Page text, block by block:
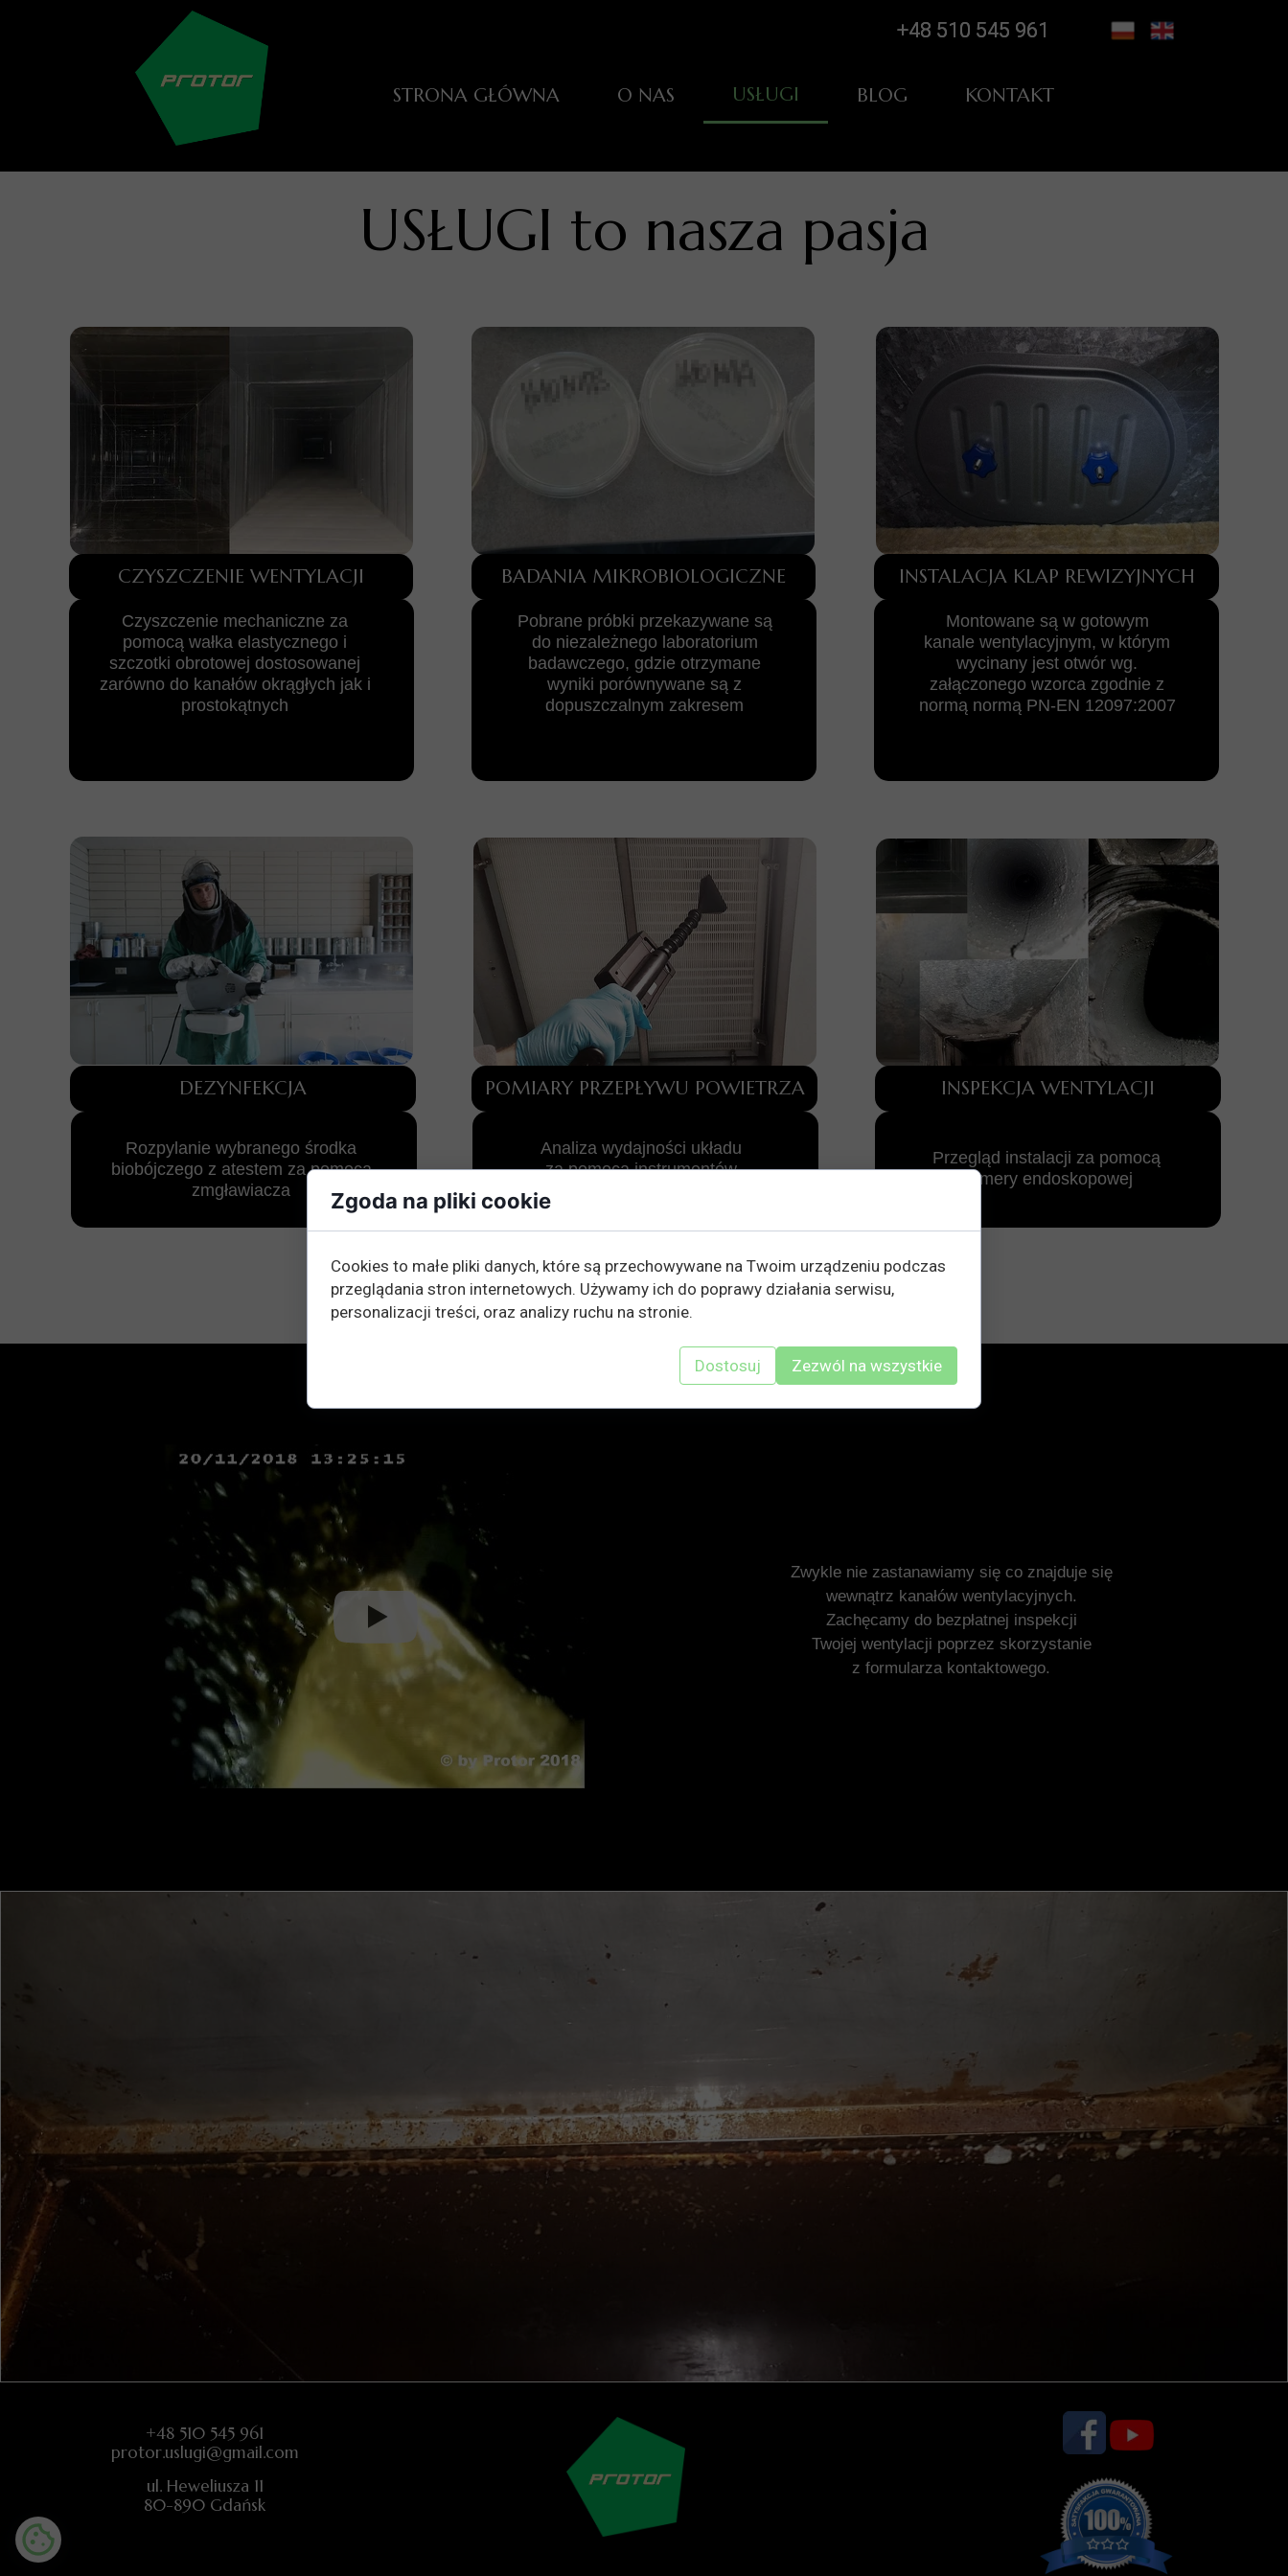
+48 510 545 961
USŁUGI to nasza pasja
INSPEKCJA WENTYLACJI
POMIARY PRZEPŁYWU POWIETRZA
DEZYNFEKCJA
INSTALACJA KLAP REWIZYJNYCH
BADANIA MIKROBIOLOGICZNE
CZYSZCZENIE WENTYLACJI
Zwykle nie zastanawiamy się co znajduje się
wewnątrz kanałów wentylacyjnych.
Zachęcamy do bezpłatnej inspekcji
Twojej wentylacji poprzez skorzystanie
z formularza kontaktowego.
+48 510 545 961
STRONA GŁÓWNA O NAS USŁUGI
Instalacja klap rewizyjnych
Dezynfekcja wentylacji
Inspekcja kamerą TV
BLOG KONTAKT
Przegląd instalacji za pomocą
kamery endoskopowej
Analiza wydajności układu
za pomocą instrumentów
Rozpylanie wybranego środka
biobójczego z atestem za pomocą
zmgławiacza
Montowane są w gotowym
kanale wentylacyjnym, w którym
wycinany jest otwór wg.
załączonego wzorca zgodnie z
normą normą PN-EN 12097:2007
Pobrane próbki przekazywane są
do niezależnego laboratorium
badawczego, gdzie otrzymane
wyniki porównywane są z
dopuszczalnym zakresem
Czyszczenie mechaniczne za
pomocą wałka elastycznego i
szczotki obrotowej dostosowanej
zarówno do kanałów okrągłych jak i
prostokątnych
+48 510 545 961
protor.uslugi@gmail.com
ul. Heweliusza 11
80-890 Gdańsk
Zgoda na pliki cookie
Cookies to małe pliki danych, które są przechowywane na Twoim urządzeniu podczas
przeglądania stron internetowych. Używamy ich do poprawy działania serwisu,
personalizacji treści, oraz analizy ruchu na stronie.
Dostosuj Zezwól na wszystkie